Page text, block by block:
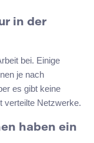
in der
bei. Einige
je nach
es gibt keine
verteilte Netzwerke.
haben ein